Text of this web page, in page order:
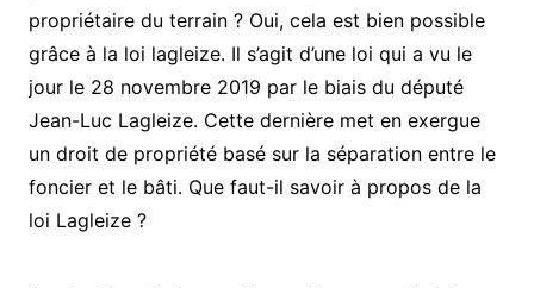
propriétaire du terrain ? Oui, cela est bien possible
grâce à la loi lagleize. Il s’agit d’une loi qui a vu le
jour le 28 novembre 2019 par le biais du député
Jean-Luc Lagleize. Cette dernière met en exergue
un droit de propriété basé sur la séparation entre le
foncier et le bâti. Que faut-il savoir à propos de la
loi Lagleize ?